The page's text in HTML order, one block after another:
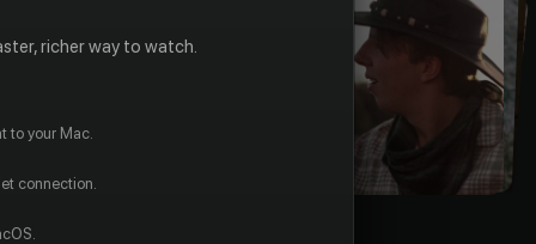
richer way to watch.
to your Mac.
connection.